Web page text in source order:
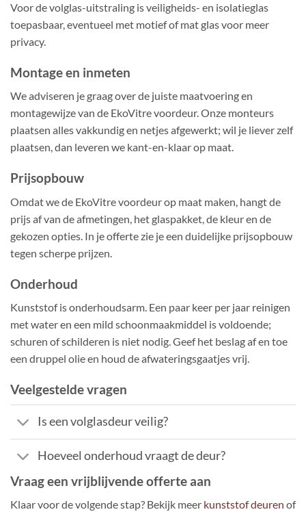
Voor de volglas-uitstraling is veiligheids- en isolatieglas
toepasbaar, eventueel met motief of mat glas voor meer
privacy.
Montage en inmeten
We adviseren je graag over de juiste maatvoering en
montagewijze van de EkoVitre voordeur. Onze monteurs
plaatsen alles vakkundig en netjes afgewerkt; wil je liever zelf
plaatsen, dan leveren we kant-en-klaar op maat.
Prijsopbouw
Omdat we de EkoVitre voordeur op maat maken, hangt de
prijs af van de afmetingen, het glaspakket, de kleur en de
gekozen opties. In je offerte zie je een duidelijke prijsopbouw
tegen scherpe prijzen.
Onderhoud
Kunststof is onderhoudsarm. Een paar keer per jaar reinigen
met water en een mild schoonmaakmiddel is voldoende;
schuren of schilderen is niet nodig. Geef het beslag af en toe
een druppel olie en houd de afwateringsgaatjes vrij.
Veelgestelde vragen
Is een volglasdeur veilig?
Hoeveel onderhoud vraagt de deur?
Vraag een vrijblijvende offerte aan
Klaar voor de volgende stap? Bekijk meer kunststof deuren of